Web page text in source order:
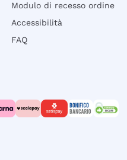
Modulo di recesso ordine
Accessibilità
FAQ